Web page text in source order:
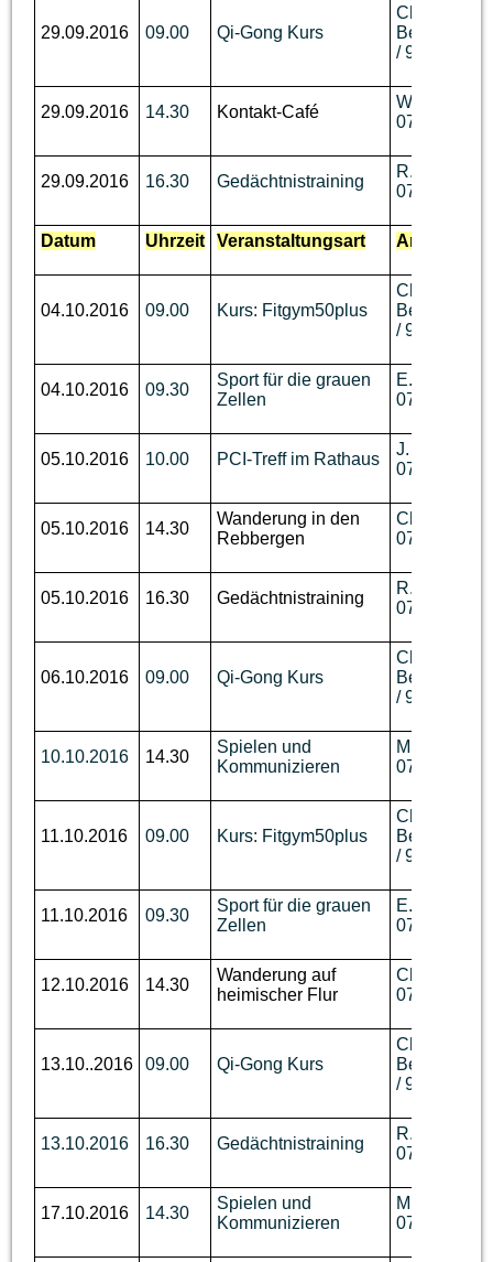
29.09.2016 09.00 Qi-Gong Kurs
Ch.
Berger,
/ 93 62 736
29.09.2016 14.30 Kontakt-Café
W. Willrich,
07644 / 92
29.09.2016 16.30 Gedächtnistraining
R. Wüst,Tel.
07644 / 910
Datum Uhrzeit Veranstaltungsart
04.10.2016 09.00 Kurs: Fitgym50plus
Ch.
Berger,
/ 93 62 736
04.10.2016 09.30
Sport für die grauen
Zellen
E.
07643 /
05.10.2016 10.00 PCI-Treff im Rathaus
J.
07644 / 89
05.10.2016 14.30
Wanderung in den
Rebbergen
Ch. Benzin,
07644 /
05.10.2016 16.30 Gedächtnistraining
R. Wüst,Tel.
07644 / 910
06.10.2016 09.00 Qi-Gong Kurs
Ch.
Berger,
/ 93 62 736
10.10.2016 14.30
Spielen und
Kommunizieren
M. Disch,
07644 / 92
11.10.2016 09.00 Kurs: Fitgym50plus
Ch.
Berger,
/ 93 62 736
11.10.2016 09.30
Sport für die grauen
Zellen
E.
07643 /
12.10.2016 14.30
Wanderung auf
heimischer Flur
Ch. Benzin,
07644 /
13.10..2016 09.00 Qi-Gong Kurs
Ch.
Berger,
/ 93 62 736
13.10.2016 16.30 Gedächtnistraining
R. Wüst,Tel.
07644 / 910
17.10.2016 14.30
Spielen und
Kommunizieren
M. Disch,
07644 / 92